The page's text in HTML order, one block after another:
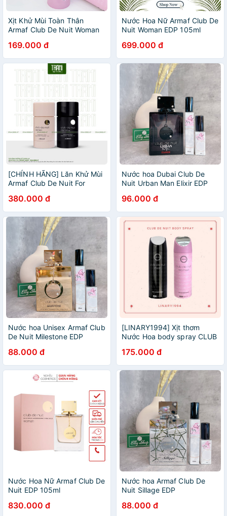
Xịt Khử Mùi Toàn Thân
Armaf Club De Nuit Woman
169.000 đ
Nước Hoa Nữ Armaf Club De
Nuit Woman EDP 105ml
699.000 đ
[CHÍNH HÃNG] Lăn Khử Mùi
Armaf Club De Nuit For
Intense Man 75ML
380.000 đ
Nước hoa Dubai Club De
Nuit Urban Man Elixir EDP
96.000 đ
Nước hoa Unisex Armaf Club
De Nuit Milestone EDP
88.000 đ
[LINARY1994] Xịt thơm
Nước Hoa body spray CLUB
175.000 đ
Nước Hoa Nữ Armaf Club De
Nuit EDP 105ml
830.000 đ
Nước hoa Armaf Club De
Nuit Sillage EDP
88.000 đ